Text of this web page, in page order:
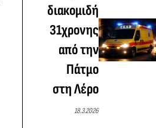
διακομιδή
31χρονης
από την
Πάτμο
στη Λέρο
18.3.2026